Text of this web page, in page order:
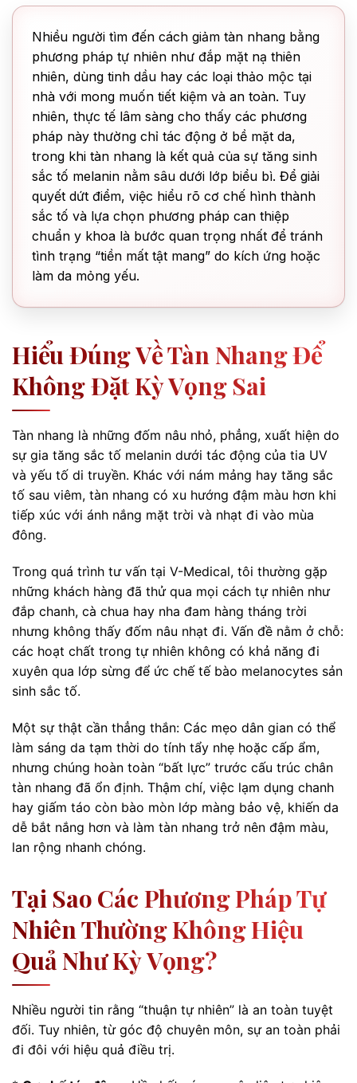
Nhiều người tìm đến cách giảm tàn nhang bằng
phương pháp tự nhiên như đắp mặt nạ thiên
nhiên, dùng tinh dầu hay các loại thảo mộc tại
nhà với mong muốn tiết kiệm và an toàn. Tuy
nhiên, thực tế lâm sàng cho thấy các phương
pháp này thường chỉ tác động ở bề mặt da,
trong khi tàn nhang là kết quả của sự tăng sinh
sắc tố melanin nằm sâu dưới lớp biểu bì. Để giải
quyết dứt điểm, việc hiểu rõ cơ chế hình thành
sắc tố và lựa chọn phương pháp can thiệp
chuẩn y khoa là bước quan trọng nhất để tránh
tình trạng “tiền mất tật mang” do kích ứng hoặc
làm da mỏng yếu.
Hiểu Đúng Về Tàn Nhang Để
Không Đặt Kỳ Vọng Sai
Tàn nhang là những đốm nâu nhỏ, phẳng, xuất hiện do
sự gia tăng sắc tố melanin dưới tác động của tia UV
và yếu tố di truyền. Khác với nám mảng hay tăng sắc
tố sau viêm, tàn nhang có xu hướng đậm màu hơn khi
tiếp xúc với ánh nắng mặt trời và nhạt đi vào mùa
đông.
Trong quá trình tư vấn tại V-Medical, tôi thường gặp
những khách hàng đã thử qua mọi cách tự nhiên như
đắp chanh, cà chua hay nha đam hàng tháng trời
nhưng không thấy đốm nâu nhạt đi. Vấn đề nằm ở chỗ:
các hoạt chất trong tự nhiên không có khả năng đi
xuyên qua lớp sừng để ức chế tế bào melanocytes sản
sinh sắc tố.
Một sự thật cần thẳng thắn: Các mẹo dân gian có thể
làm sáng da tạm thời do tính tẩy nhẹ hoặc cấp ẩm,
nhưng chúng hoàn toàn “bất lực” trước cấu trúc chân
tàn nhang đã ổn định. Thậm chí, việc lạm dụng chanh
hay giấm táo còn bào mòn lớp màng bảo vệ, khiến da
dễ bắt nắng hơn và làm tàn nhang trở nên đậm màu,
lan rộng nhanh chóng.
Tại Sao Các Phương Pháp Tự
Nhiên Thường Không Hiệu
Quả Như Kỳ Vọng?
Nhiều người tin rằng “thuận tự nhiên” là an toàn tuyệt
đối. Tuy nhiên, từ góc độ chuyên môn, sự an toàn phải
đi đôi với hiệu quả điều trị.